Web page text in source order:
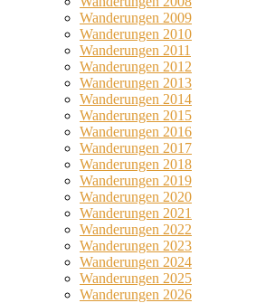
Wanderungen 2009
Wanderungen 2010
Wanderungen 2011
Wanderungen 2012
Wanderungen 2013
Wanderungen 2014
Wanderungen 2015
Wanderungen 2016
Wanderungen 2017
Wanderungen 2018
Wanderungen 2019
Wanderungen 2020
Wanderungen 2021
Wanderungen 2022
Wanderungen 2023
Wanderungen 2024
Wanderungen 2025
Wanderungen 2026